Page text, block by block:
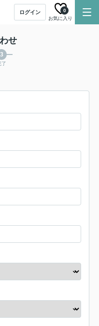
ログイン
お気に入り
0
せ
了